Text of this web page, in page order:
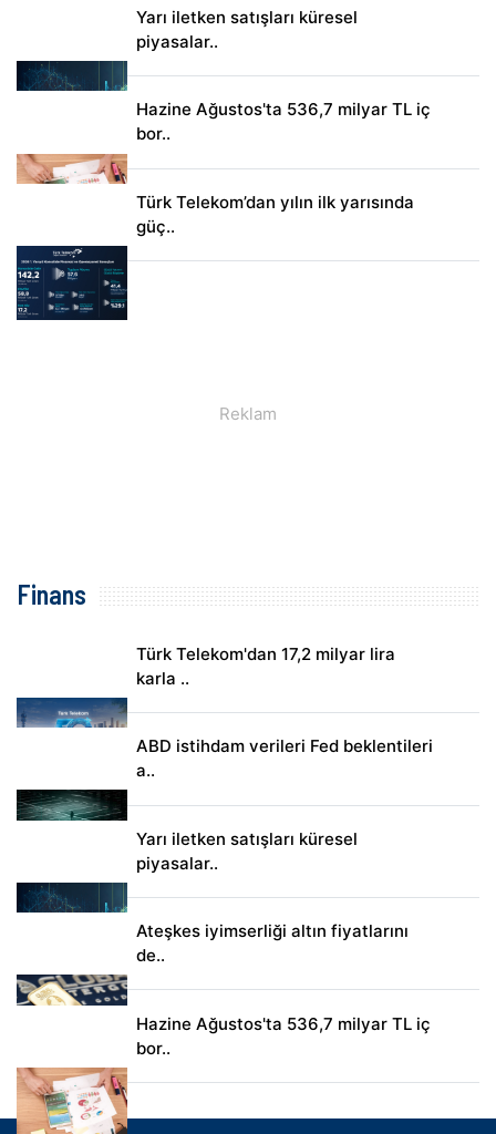
Yarı iletken satışları küresel
piyasalar..
Hazine Ağustos'ta 536,7 milyar TL iç
bor..
Türk Telekom’dan yılın ilk yarısında
güç..
Finans
Türk Telekom'dan 17,2 milyar lira
karla ..
ABD istihdam verileri Fed beklentileri
a..
Yarı iletken satışları küresel
piyasalar..
Ateşkes iyimserliği altın fiyatlarını
de..
Hazine Ağustos'ta 536,7 milyar TL iç
bor..